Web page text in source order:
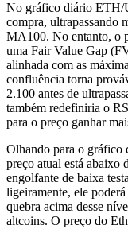
No gráfico diário ETH/
compra, ultrapassando
MA100. No entanto, o
uma Fair Value Gap
alinhada com as
confluência torna
2.100 antes de
também redefiniria o
para o preço ganhar
Olhando para o gráfico
preço atual está
engolfante de baixa
ligeiramente, ele
quebra acima desse
altcoins. O preço do